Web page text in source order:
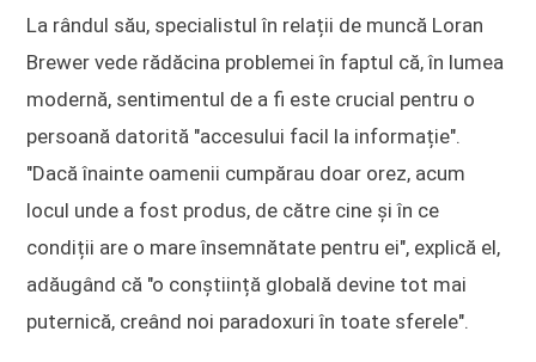
La rândul său, specialistul în relații de muncă Loran
Brewer vede rădăcina problemei în faptul că, în lumea
modernă, sentimentul de a fi este crucial pentru o
persoană datorită "accesului facil la informație".
"Dacă înainte oamenii cumpărau doar orez, acum
locul unde a fost produs, de către cine și în ce
condiții are o mare însemnătate pentru ei", explică el,
adăugând că "o conștiință globală devine tot mai
puternică, creând noi paradoxuri în toate sferele".